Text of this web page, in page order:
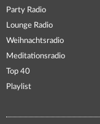
Party Radio
Lounge Radio
Weihnachtsradio
Meditationsradio
Top 40
Playlist